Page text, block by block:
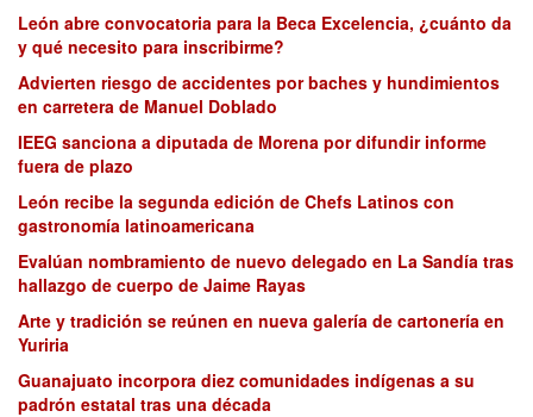
León abre convocatoria para la Beca Excelencia, ¿cuánto da
y qué necesito para inscribirme?
Advierten riesgo de accidentes por baches y hundimientos
en carretera de Manuel Doblado
IEEG sanciona a diputada de Morena por difundir informe
fuera de plazo
León recibe la segunda edición de Chefs Latinos con
gastronomía latinoamericana
Evalúan nombramiento de nuevo delegado en La Sandía tras
hallazgo de cuerpo de Jaime Rayas
Arte y tradición se reúnen en nueva galería de cartonería en
Yuriria
Guanajuato incorpora diez comunidades indígenas a su
padrón estatal tras una década